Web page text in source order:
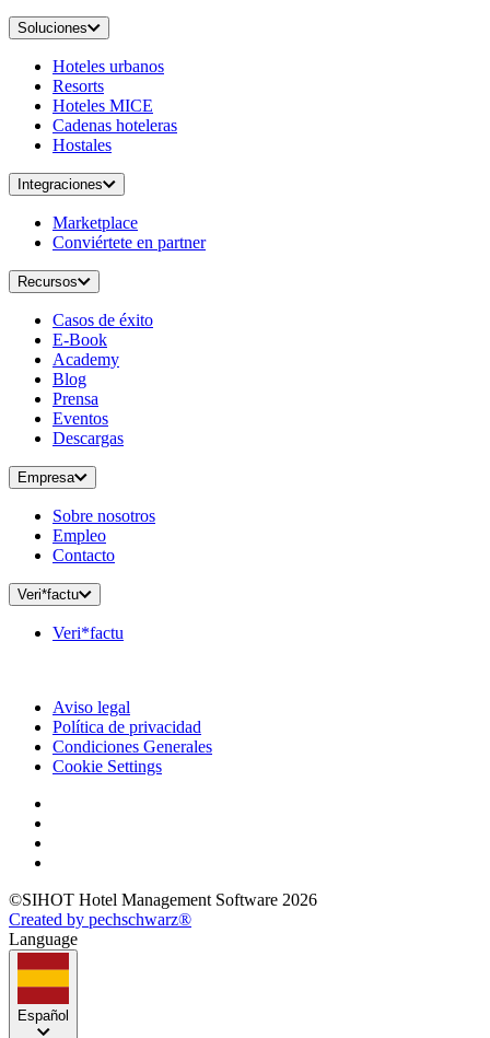
Soluciones
Hoteles urbanos
Resorts
Hoteles MICE
Cadenas hoteleras
Hostales
Integraciones
Marketplace
Conviértete en partner
Recursos
Casos de éxito
E-Book
Academy
Blog
Prensa
Eventos
Descargas
Empresa
Sobre nosotros
Empleo
Contacto
Veri*factu
Veri*factu
Aviso legal
Política de privacidad
Condiciones Generales
Cookie Settings
©SIHOT Hotel Management Software 2026
Created by pechschwarz®
Language
Español